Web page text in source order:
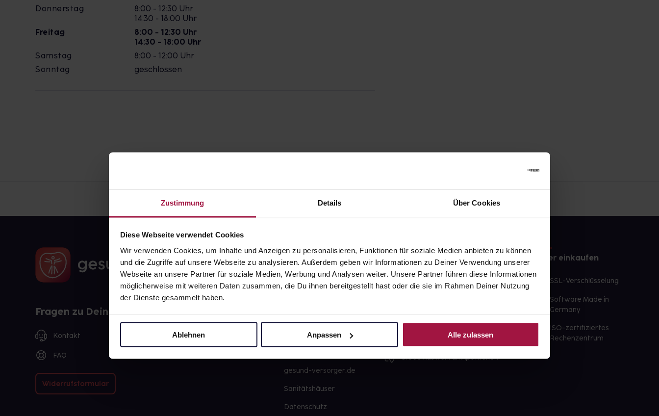
Zustimmung Details Über Cookies
Diese Webseite verwendet Cookies
Wir verwenden Cookies, um Inhalte und Anzeigen zu personalisieren, Funktionen für soziale Medien anbieten zu können
und die Zugriffe auf unsere Webseite zu analysieren. Außerdem geben wir Informationen zu Deiner Verwendung unserer
Webseite an unsere Partner für soziale Medien, Werbung und Analysen weiter. Unsere Partner führen diese Informationen
möglicherweise mit weiteren Daten zusammen, die Du ihnen bereitgestellt hast oder die sie im Rahmen Deiner Nutzung
der Dienste gesammelt haben.
Ablehnen Anpassen Alle zulassen
Donnerstag
8:00 - 12:30 Uhr
14:30 - 18:00 Uhr
Freitag
8:00 - 12:30 Uhr
14:30 - 18:00 Uhr
Samstag
8:00 - 12:00 Uhr
Sonntag
geschlossen
Fragen zu Deiner Bestellung?
Kontakt
FAQ
Widerrufsformular
gesund.de
Über uns
Barrierefreiheitserklärung
gesund-versorger.de
Sanitätshäuser
Datenschutz
Unsere Vorteile
sofort abholbereit
Freie Wahl der Apotheke
Große Auswahl an Apotheken
Sicher einkaufen
SSL-Verschlüsselung
Software Made in
Germany
ISO-zertifiziertes
Rechenzentrum